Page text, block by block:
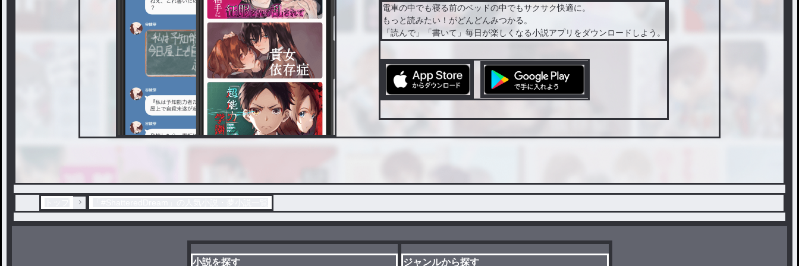
電車の中でも寝る前のベッドの中でもサクサク快適に。
もっと読みたい！がどんどんみつかる。
「読んで」「書いて」毎日が楽しくなる小説アプリをダウンロードしよう。
小説を探す ジャンルから探す